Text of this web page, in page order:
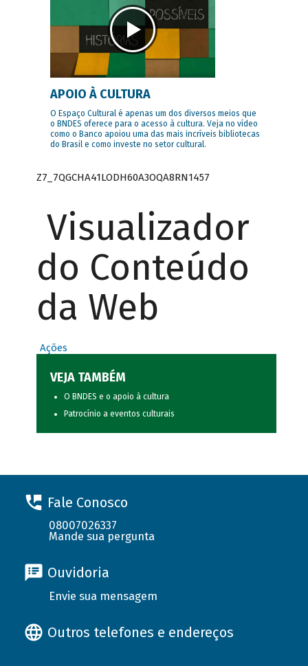
APOIO À CULTURA
O Espaço Cultural é apenas um dos diversos meios que
o BNDES oferece para o acesso à cultura. Veja no vídeo
como o Banco apoiou uma das mais incríveis bibliotecas
do Brasil e como investe no setor cultural.
Z7_7QGCHA41LODH60A3OQA8RN1457
Visualizador
do Conteúdo
da Web
Ações
VEJA TAMBÉM
O BNDES e o apoio à cultura
Patrocínio a eventos culturais
Fale Conosco
08007026337
Mande sua pergunta
Ouvidoria
Envie sua mensagem
Outros telefones e endereços